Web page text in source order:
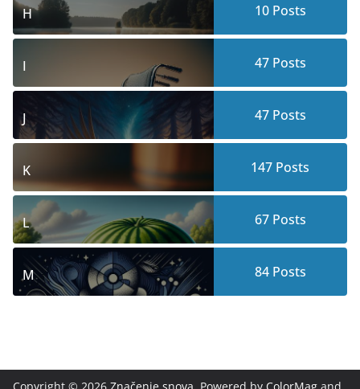
H 10Posts
I 47Posts
J 47Posts
K 147 Posts
L 67Posts
M 84Posts
Copyright © 2026 Značenje snova . Powered by ColorMag and